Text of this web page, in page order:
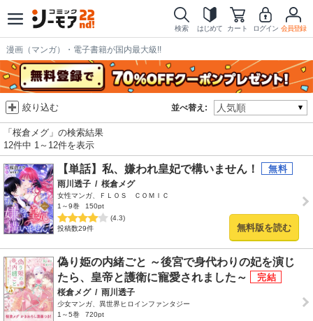
検索 はじめて カート ログイン 会員登録
漫画（マンガ）・電子書籍が国内最大級!!
並べ替え:
絞り込む
「桜倉メグ」の検索結果
12件中 1～12件を表示
【単話】私、嫌われ皇妃で構いません！
雨川透子 / 桜倉メグ
女性マンガ、ＦＬＯＳ ＣＯＭＩＣ
1～9巻
150pt
(4.3)
投稿数29件
無料版を読む
偽り姫の内緒ごと ～後宮で身代わりの妃を演じ
たら、皇帝と護衛に寵愛されました～
桜倉メグ / 雨川透子
少女マンガ、異世界ヒロインファンタジー
1～5巻
720pt